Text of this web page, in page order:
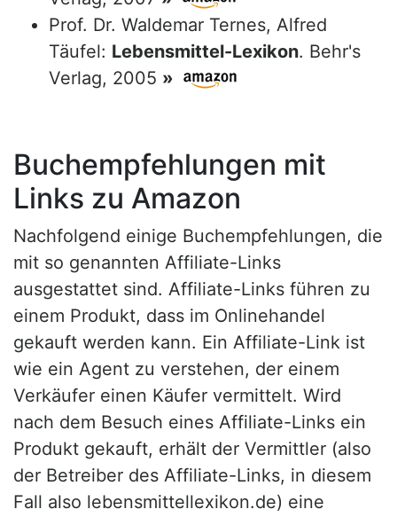
Prof. Dr. Waldemar Ternes, Alfred
Täufel: Lebensmittel-Lexikon. Behr's
Verlag, 2005 »
Buchempfehlungen mit
Links zu Amazon
Nachfolgend einige Buchempfehlungen, die
mit so genannten Affiliate-Links
ausgestattet sind. Affiliate-Links führen zu
einem Produkt, dass im Onlinehandel
gekauft werden kann. Ein Affiliate-Link ist
wie ein Agent zu verstehen, der einem
Verkäufer einen Käufer vermittelt. Wird
nach dem Besuch eines Affiliate-Links ein
Produkt gekauft, erhält der Vermittler (also
der Betreiber des Affiliate-Links, in diesem
Fall also lebensmittellexikon.de) eine